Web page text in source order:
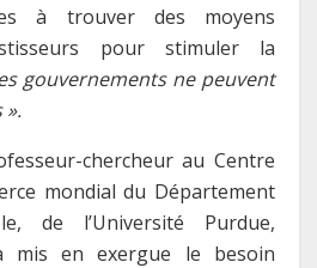
à trouver des moyens
pour stimuler la
gouvernements ne peuvent
».
chercheur au Centre
mondial du Département
de l’Université Purdue,
mis en exergue le besoin